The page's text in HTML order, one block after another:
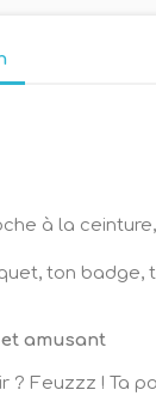
à la
ton badge,
amusant
? Feuzzz ! Ta